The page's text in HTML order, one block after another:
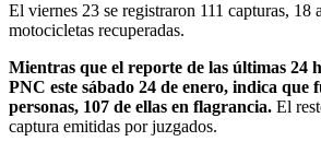
El viernes 23 se registraron 111 capturas, 18
motocicletas recuperadas.
Mientras que el reporte de las últimas 24
PNC este sábado 24 de enero, indica que
personas, 107 de ellas en flagrancia. El
captura emitidas por juzgados.